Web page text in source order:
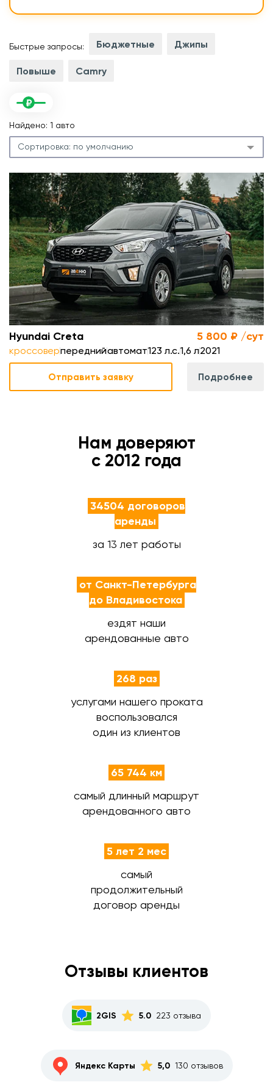
Быстрые запросы: Бюджетные Джипы
Повыше Camry
Найдено: 1 авто
Сортировка: по умолчанию
Hyundai Creta 5 800 ₽ /сут
кроссоверпереднийавтомат123 л.с.1,6 л2021
Отправить заявку Подробнее
Нам доверяют
с 2012 года
34504 договоров
аренды
за 13 лет работы
от Санкт-Петербурга
до Владивостока
ездят наши
арендованные авто
268 раз
услугами нашего проката
воспользовался
один из клиентов
65 744 км
самый длинный маршрут
арендованного авто
5 лет 2 мес
самый
продолжительный
договор аренды
Отзывы клиентов
2GIS 5.0 223 отзыва
Яндекс Карты 5,0 130 отзывов